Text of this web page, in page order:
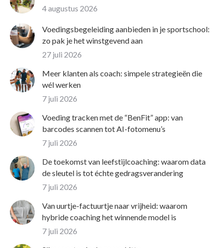
4 augustus 2026
Voedingsbegeleiding aanbieden in je sportschool:
zo pak je het winstgevend aan
27 juli 2026
Meer klanten als coach: simpele strategieën die
wél werken
7 juli 2026
Voeding tracken met de “BenFit” app: van
barcodes scannen tot AI-fotomenu’s
7 juli 2026
De toekomst van leefstijlcoaching: waarom data
de sleutel is tot échte gedragsverandering
7 juli 2026
Van uurtje-factuurtje naar vrijheid: waarom
hybride coaching het winnende model is
7 juli 2026